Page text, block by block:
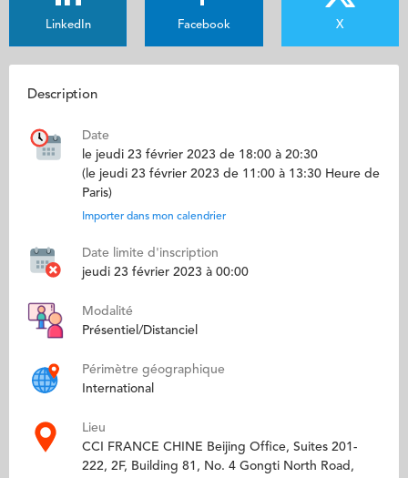
LinkedIn Facebook X
Description
Date
le jeudi 23 février 2023 de 18:00 à 20:30
(le jeudi 23 février 2023 de 11:00 à 13:30 Heure de
Paris)
Importer dans mon calendrier
Date limite d'inscription
jeudi 23 février 2023 à 00:00
Modalité
Présentiel/Distanciel
Périmètre géographique
International
Lieu
CCI FRANCE CHINE Beijing Office, Suites 201-
222, 2F, Building 81, No. 4 Gongti North Road,